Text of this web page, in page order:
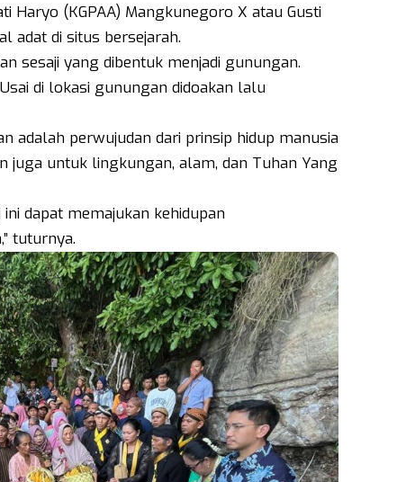
Haryo (KGPAA) Mangkunegoro X atau Gusti
adat di situs bersejarah.
sesaji yang dibentuk menjadi gunungan.
di lokasi gunungan didoakan lalu
adalah perwujudan dari prinsip hidup manusia
juga untuk lingkungan, alam, dan Tuhan Yang
dapat memajukan kehidupan
tuturnya.